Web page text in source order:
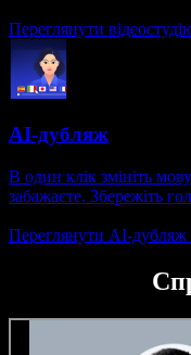
Переглянути
AI-дубляж
В один клік змініть
забажаєте. Збережіть
Переглянути AI-дубляж